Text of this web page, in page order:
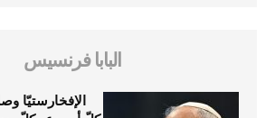
البابا فرنسيس
الإفخارستيّا